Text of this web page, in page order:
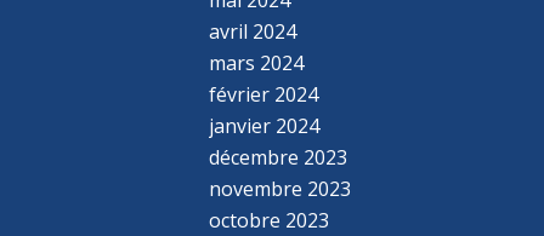
avril 2024
mars 2024
février 2024
janvier 2024
décembre 2023
novembre 2023
octobre 2023